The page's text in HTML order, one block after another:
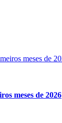
meses de 2026